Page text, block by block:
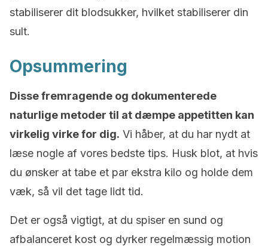
stabiliserer dit blodsukker, hvilket stabiliserer din
sult.
Opsummering
Disse fremragende og dokumenterede
naturlige metoder til at dæmpe appetitten kan
virkelig virke for dig. Vi håber, at du har nydt at
læse nogle af vores bedste tips. Husk blot, at hvis
du ønsker at tabe et par ekstra kilo og holde dem
væk, så vil det tage lidt tid.
Det er også vigtigt, at du spiser en sund og
afbalanceret kost og dyrker regelmæssig motion